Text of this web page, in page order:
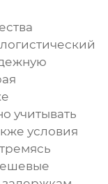
учитывать
условия